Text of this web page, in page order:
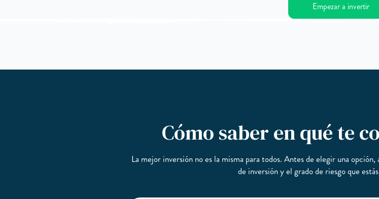
Empezar a invertir
Cómo saber en qué te
La mejor inversión no es la misma para todos. Antes de elegir una
de inversión y el grado de riesgo que